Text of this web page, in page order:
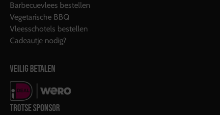
Barbecuevlees bestellen
Vegetarische BBQ
Vleesschotels bestellen
Cadeautje nodig?
VEILIG BETALEN
TROTSE SPONSOR